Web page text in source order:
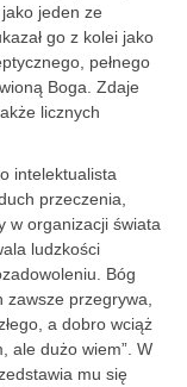
jeden ze
go z kolei jako
pełnego
Boga. Zdaje
licznych
intelektualista
przeczenia,
w organizacji świata
ludzkości
Bóg
przegrywa,
a dobro wciąż
ale dużo wiem”. W
mu się